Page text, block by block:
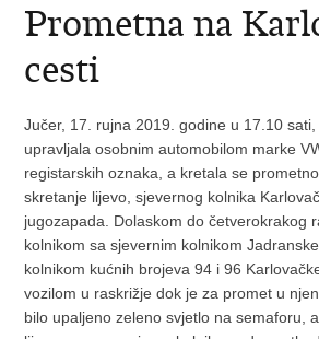
Prometna na
cesti
Jučer, 17. rujna 2019. godine u 17.10
upravljala osobnim automobilom marke
registarskih oznaka, a kretala se
skretanje lijevo, sjevernog kolnika
jugozapada. Dolaskom do četverokrakog
kolnikom sa sjevernim kolnikom
kolnikom kućnih brojeva 94 i 96
vozilom u raskrižje dok je za promet u
bilo upaljeno zeleno svjetlo na semaforu,